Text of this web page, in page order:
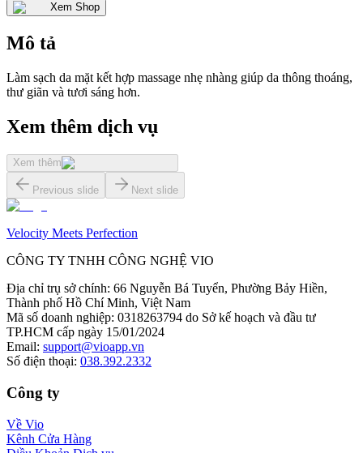
Xem Shop
Mô tả
Làm sạch da mặt kết hợp massage nhẹ nhàng giúp da thông thoáng,
thư giãn và tươi sáng hơn.
Xem thêm dịch vụ
Xem thêm
Previous slide Next slide
Velocity Meets Perfection
CÔNG TY TNHH CÔNG NGHỆ VIO
Địa chỉ trụ sở chính: 66 Nguyễn Bá Tuyển, Phường Bảy Hiền,
Thành phố Hồ Chí Minh, Việt Nam
Mã số doanh nghiệp: 0318263794 do Sở kế hoạch và đầu tư
TP.HCM cấp ngày 15/01/2024
Email: support@vioapp.vn
Số điện thoại: 038.392.2332
Công ty
Về Vio
Kênh Cửa Hàng